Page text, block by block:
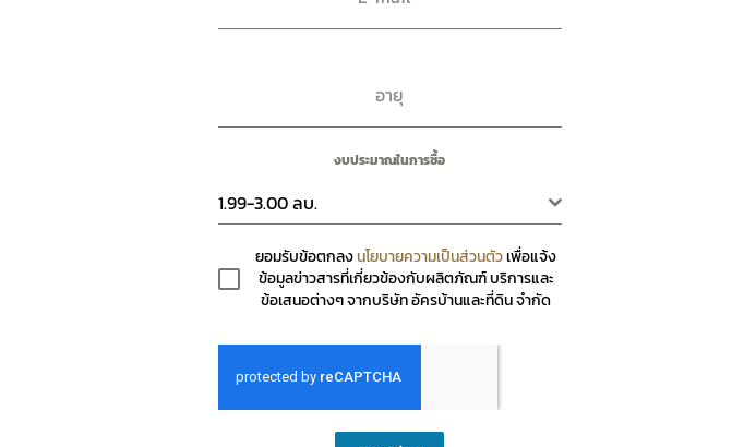
อายุ
งบประมาณในการซื้อ
1.99-3.00 ลบ.
ยอมรับข้อตกลงนโยบายความเป็นส่วนตัวเพื่อแจ้ง
ข้อมูลข่าวสารที่เกี่ยวข้องกับผลิตภัณฑ์ บริการและ
ข้อเสนอต่างๆ จากบริษัท อัครบ้านและที่ดิน จำกัด